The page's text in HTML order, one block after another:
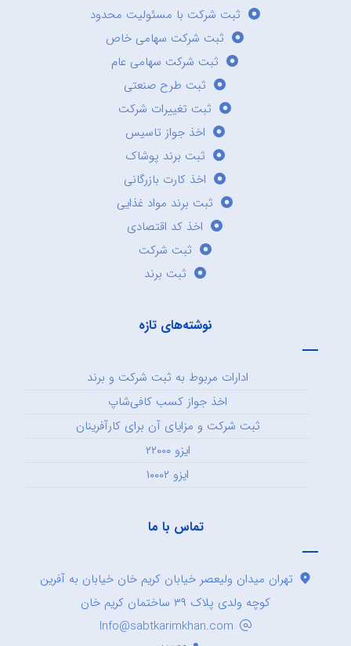
ثبت شرکت با مسئولیت محدود
ثبت شرکت سهامی خاص
ثبت شرکت سهامی عام
ثبت طرح صنعتی
ثبت تغییرات شرکت
اخذ جواز تاسیس
ثبت برند پوشاک
اخذ کارت بازرگانی
ثبت برند مواد غذایی
اخذ کد اقتصادی
ثبت شرکت
ثبت برند
نوشته‌های تازه
ادارات مربوط به ثبت شرکت و برند
اخذ جواز کسب کافی‌شاپ
ثبت شرکت و مزایای آن برای کارآفرینان
ایزو ۲۲۰۰۰
ایزو ۱۰۰۰۲
تماس با ما
تهران میدان ولیعصر خیابان کریم خان خیابان به آفرین
کوچه ولدی پلاک ۳۹ ساختمان کریم خان
Info@sabtkarimkhan.com